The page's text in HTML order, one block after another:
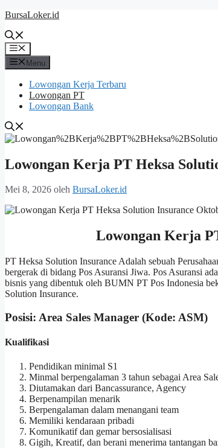
Langsung
isi
BursaLoker.id
Menu
Menu
Lowongan Kerja Terbaru
Lowongan PT
Lowongan Bank
Lowongan Kerja PT Heksa
Mei 8, 2026 oleh BursaLoker.id
Lowongan Kerja
PT Heksa Solution Insurance Adalah sebuah
bergerak di bidang Pos Asuransi Jiwa. Pos Asuransi
bisnis yang dibentuk oleh BUMN PT Pos Indonesia
Solution Insurance.
Posisi: Area Sales Manager (Kode: ASM)
Kualifikasi
Pendidikan minimal S1
Minmal berpengalaman 3 tahun sebagai Area
Diutamakan dari Bancassurance, Agency
Berpenampilan menarik
Berpengalaman dalam menangani team
Memiliki kendaraan pribadi
Komunikatif dan gemar bersosialisasi
Gigih, Kreatif, dan berani menerima tantangan